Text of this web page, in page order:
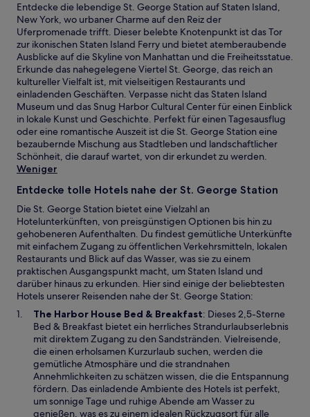
Entdecke die lebendige St. George Station auf Staten Island,
New York, wo urbaner Charme auf den Reiz der
Uferpromenade trifft. Dieser belebte Knotenpunkt ist das Tor
zur ikonischen Staten Island Ferry und bietet atemberaubende
Ausblicke auf die Skyline von Manhattan und die Freiheitsstatue.
Erkunde das nahegelegene Viertel St. George, das reich an
kultureller Vielfalt ist, mit vielseitigen Restaurants und
einladenden Geschäften. Verpasse nicht das Staten Island
Museum und das Snug Harbor Cultural Center für einen Einblick
in lokale Kunst und Geschichte. Perfekt für einen Tagesausflug
oder eine romantische Auszeit ist die St. George Station eine
bezaubernde Mischung aus Stadtleben und landschaftlicher
Schönheit, die darauf wartet, von dir erkundet zu werden.
Weniger
Entdecke tolle Hotels nahe der St. George Station
Die St. George Station bietet eine Vielzahl an
Hotelunterkünften, von preisgünstigen Optionen bis hin zu
gehobeneren Aufenthalten. Du findest gemütliche Unterkünfte
mit einfachem Zugang zu öffentlichen Verkehrsmitteln, lokalen
Restaurants und Blick auf das Wasser, was sie zu einem
praktischen Ausgangspunkt macht, um Staten Island und
darüber hinaus zu erkunden. Hier sind einige der beliebtesten
Hotels unserer Reisenden nahe der St. George Station:
The Harbor House Bed & BreakfastW
i
r
d
i
n
e
i
n
: Dieses 2,5-Sterne
Bed & Breakfast bietet ein herrliches Strandurlaubserlebnis
mit direktem Zugang zu den Sandstränden. Vielreisende,
die einen erholsamen Kurzurlaub suchen, werden die
gemütliche Atmosphäre und die strandnahen
Annehmlichkeiten zu schätzen wissen, die die Entspannung
fördern. Das einladende Ambiente des Hotels ist perfekt,
um sonnige Tage und ruhige Abende am Wasser zu
genießen, was es zu einem idealen Rückzugsort für alle